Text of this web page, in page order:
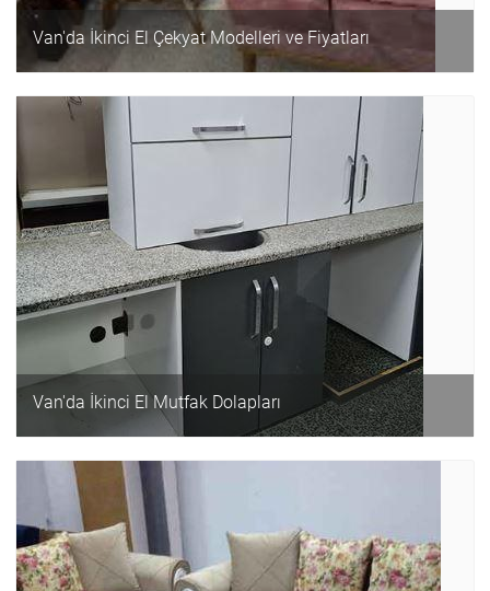
Van'da İkinci El Çekyat Modelleri ve Fiyatları
Van'da İkinci El Mutfak Dolapları